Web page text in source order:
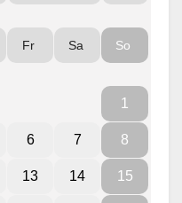
Fr Sa So
1
6 7 8
13 14 15